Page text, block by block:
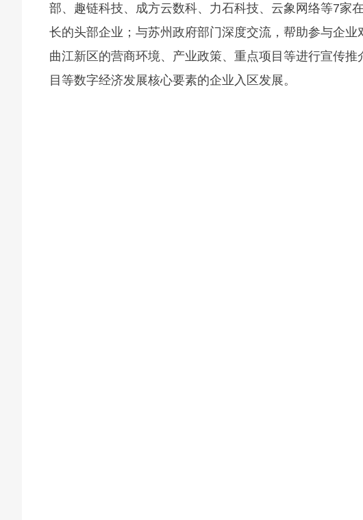
部、趣链科技、成方云数科、力石科技、云象网络等7家
长的头部企业；与苏州政府部门深度交流，帮助参与企业
曲江新区的营商环境、产业政策、重点项目等进行宣传
目等数字经济发展核心要素的企业入区发展。